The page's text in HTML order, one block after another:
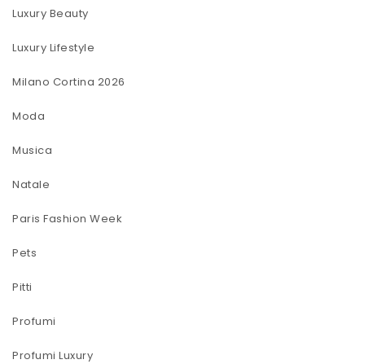
Luxury Beauty
Luxury Lifestyle
Milano Cortina 2026
Moda
Musica
Natale
Paris Fashion Week
Pets
Pitti
Profumi
Profumi Luxury